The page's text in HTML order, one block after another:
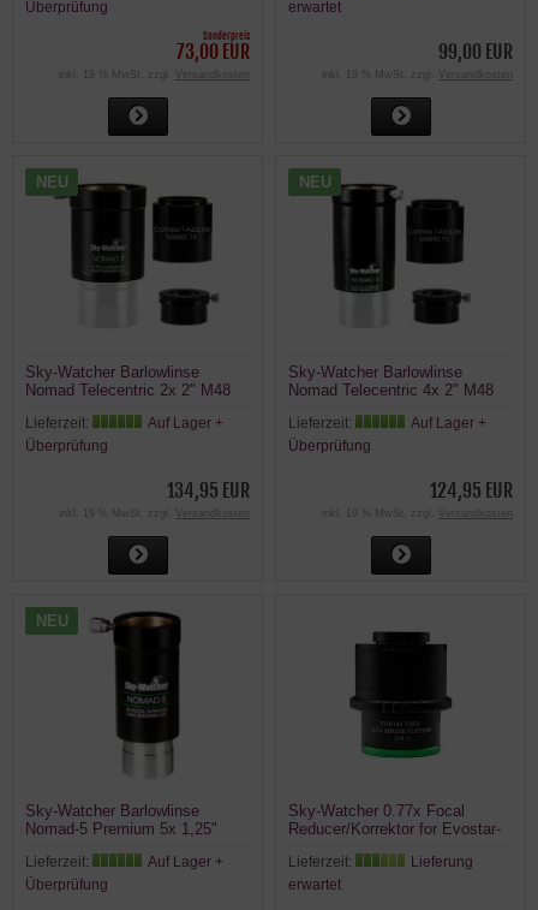
Überprüfung
Sonderpreis
73,00 EUR
inkl. 19 % MwSt. zzgl. Versandkosten
erwartet
99,00 EUR
inkl. 19 % MwSt. zzgl. Versandkosten
NEU
Sky-Watcher Barlowlinse
Nomad Telecentric 2x 2" M48
Lieferzeit:
Auf Lager +
Überprüfung
134,95 EUR
inkl. 19 % MwSt. zzgl. Versandkosten
NEU
Sky-Watcher Barlowlinse
Nomad Telecentric 4x 2" M48
Lieferzeit:
Auf Lager +
Überprüfung
124,95 EUR
inkl. 19 % MwSt. zzgl. Versandkosten
NEU
Sky-Watcher Barlowlinse
Nomad-5 Premium 5x 1,25"
Lieferzeit:
Auf Lager +
Überprüfung
Sky-Watcher 0.77x Focal
Reducer/Korrektor for Evostar-
Lieferzeit:
Lieferung
erwartet